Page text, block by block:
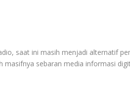
saat ini masih menjadi alternatif
sebaran media informasi